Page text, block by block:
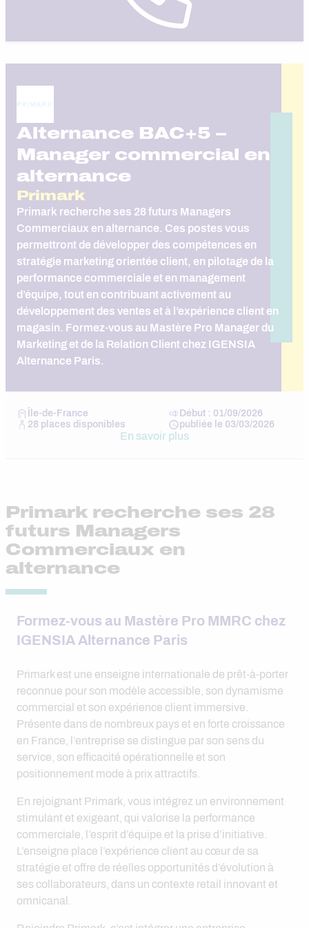
Alternance BAC+5 –
Manager commercial en
alternance
Primark
Primark recherche ses 28 futurs Managers
Commerciaux en alternance. Ces postes vous
permettront de développer des compétences en
stratégie marketing orientée client, en pilotage de la
performance commerciale et en management
d’équipe, tout en contribuant activement au
développement des ventes et à l’expérience client en
magasin. Formez-vous au Mastère Pro Manager du
Marketing et de la Relation Client chez IGENSIA
Alternance Paris.
Île-de-France
Début : 01/09/2026
28 places disponibles
publiée le 03/03/2026
En savoir plus
Primark recherche ses 28
futurs Managers
Commerciaux en
alternance
Formez-vous au Mastère Pro MMRC chez
IGENSIA Alternance Paris
Primark est une enseigne internationale de prêt-à-porter
reconnue pour son modèle accessible, son dynamisme
commercial et son expérience client immersive.
Présente dans de nombreux pays et en forte croissance
en France, l’entreprise se distingue par son sens du
service, son efficacité opérationnelle et son
positionnement mode à prix attractifs.
En rejoignant Primark, vous intégrez un environnement
stimulant et exigeant, qui valorise la performance
commerciale, l’esprit d’équipe et la prise d’initiative.
L’enseigne place l’expérience client au cœur de sa
stratégie et offre de réelles opportunités d’évolution à
ses collaborateurs, dans un contexte retail innovant et
omnicanal.